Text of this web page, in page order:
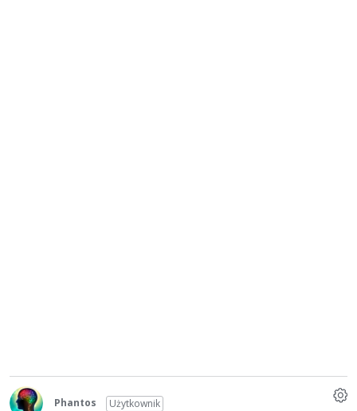
Phantos
Użytkownik